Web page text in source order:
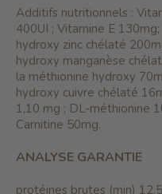
Additifs nutritionnels :
400UI ; Vitamine E
hydroxy zinc chélaté
hydroxy manganèse
la méthionine hydroxy
hydroxy cuivre chélaté
1,10 mg ; DL-méthionine
Carnitine 50mg.
ANALYSE GARANTIE
protéines brutes (min)